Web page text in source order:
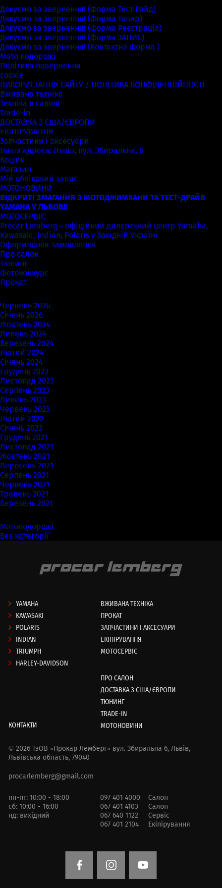
Дякуємо за звернення! (Форма Тест Райд)
Дякуємо за звернення! (Форма Товар)
Дякуємо за звернення! (Форма Реєстрація)
Дякуємо за звернення! (Форма ЗАПИС)
Дякуємо за звернення! (Контактна Форма )
Мото подорожі
Політика повернення
cookie
ВИКОРИСТАННЯ САЙТУ / ПОЛІТИКА КОНФІДЕНЦІЙНОСТІ
Вживана техніка
Техніка в салоні
Trade-in
ДОСТАВКА З США/ЄВРОПИ
ЕКІПІРУВАННЯ
Запчастини і аксесуари
Наша адреса: Львів, вул. Збиральна, 6
Кошик
Магазин
Мій обліковий запис
МОТОНОВИНИ
ВІДКРИТІ ЗМАГАННЯ З МОТОДЖИМХАНИ ТА ТЕСТ-ДРАЙВ
YAMAHA У ЛЬВОВІ!
МОТОСЕРВІС
Procar Lemberg – офіційний дилерський центр Yamaha,
Kawasaki, Indian, Polaris у Західній Україні
Оформлення замовлення
Про салон
Тюнинг
Фотоконкурс
Прокат
Червень 2026
Січень 2026
Жовтень 2024
Липень 2024
Березень 2024
Лютий 2024
Січень 2024
Грудень 2023
Листопад 2023
Серпень 2023
Липень 2023
Червень 2023
Лютий 2022
Січень 2022
Грудень 2021
Листопад 2021
Жовтень 2021
Вересень 2021
Серпень 2021
Червень 2021
Травень 2021
Березень 2021
Мотоподорожі
Без категорії
YAMAHA
KAWASAKI
POLARIS
INDIAN
TRIUMPH
HARLEY-DAVIDSON
ВЖИВАНА ТЕХНІКА
ПРОКАТ
ЗАПЧАСТИНИ І АКСЕСУАРИ
ЕКІПІРУВАННЯ
МОТОСЕРВІС
ПРО САЛОН
ДОСТАВКА З США/ЄВРОПИ
ТЮНИНГ
TRADE-IN
МОТОНОВИНИ
КОНТАКТИ
© 2026 ТзОВ «Прокар Лемберг» вул. Збиральна 6, Львів,
Львівська область, 79040
procarlemberg@gmail.com
пн-пт: 10:00 - 18:00
сб: 10:00 - 16:00
нд: вихідний
097 401 4000
Салон
067 401 4103
Салон
067 640 1122
Сервіс
067 401 2104
Екіпірування